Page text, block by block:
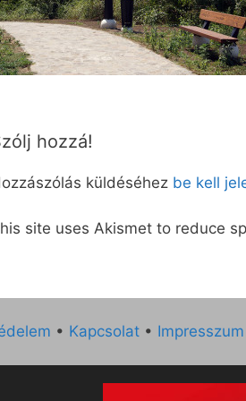
hozzá!
küldéséhez be kell
site uses Akismet to reduce
• Kapcsolat • Impresszum